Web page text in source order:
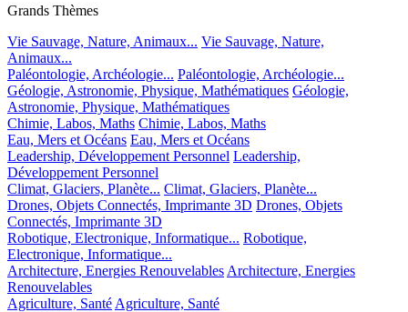
Grands Thèmes
Vie Sauvage, Nature, Animaux... Vie Sauvage, Nature,
Animaux...
Paléontologie, Archéologie... Paléontologie, Archéologie...
Géologie, Astronomie, Physique, Mathématiques Géologie,
Astronomie, Physique, Mathématiques
Chimie, Labos, Maths Chimie, Labos, Maths
Eau, Mers et Océans Eau, Mers et Océans
Leadership, Développement Personnel Leadership,
Développement Personnel
Climat, Glaciers, Planète... Climat, Glaciers, Planète...
Drones, Objets Connectés, Imprimante 3D Drones, Objets
Connectés, Imprimante 3D
Robotique, Electronique, Informatique... Robotique,
Electronique, Informatique...
Architecture, Energies Renouvelables Architecture, Energies
Renouvelables
Agriculture, Santé Agriculture, Santé